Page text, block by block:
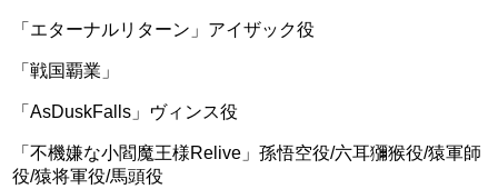
「エターナルリターン」アイザック役
「戦国覇業」
「AsDuskFalls」ヴィンス役
「不機嫌な小閻魔王様Relive」孫悟空役/六耳獼猴役/猿軍師
役/猿将軍役/馬頭役